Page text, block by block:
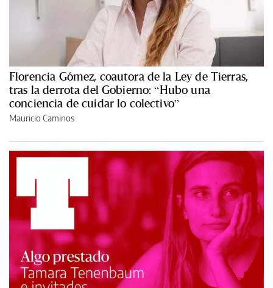
Florencia Gómez, coautora de la Ley de Tierras,
tras la derrota del Gobierno: “Hubo una
conciencia de cuidar lo colectivo”
Mauricio Caminos